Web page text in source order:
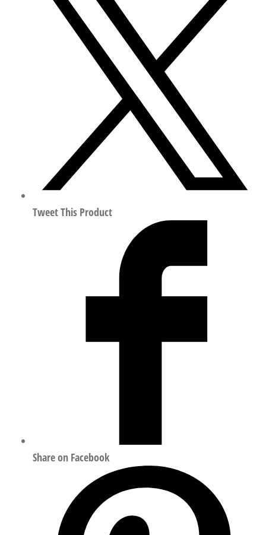
10mm
符Tweet This Product
Share on Facebook